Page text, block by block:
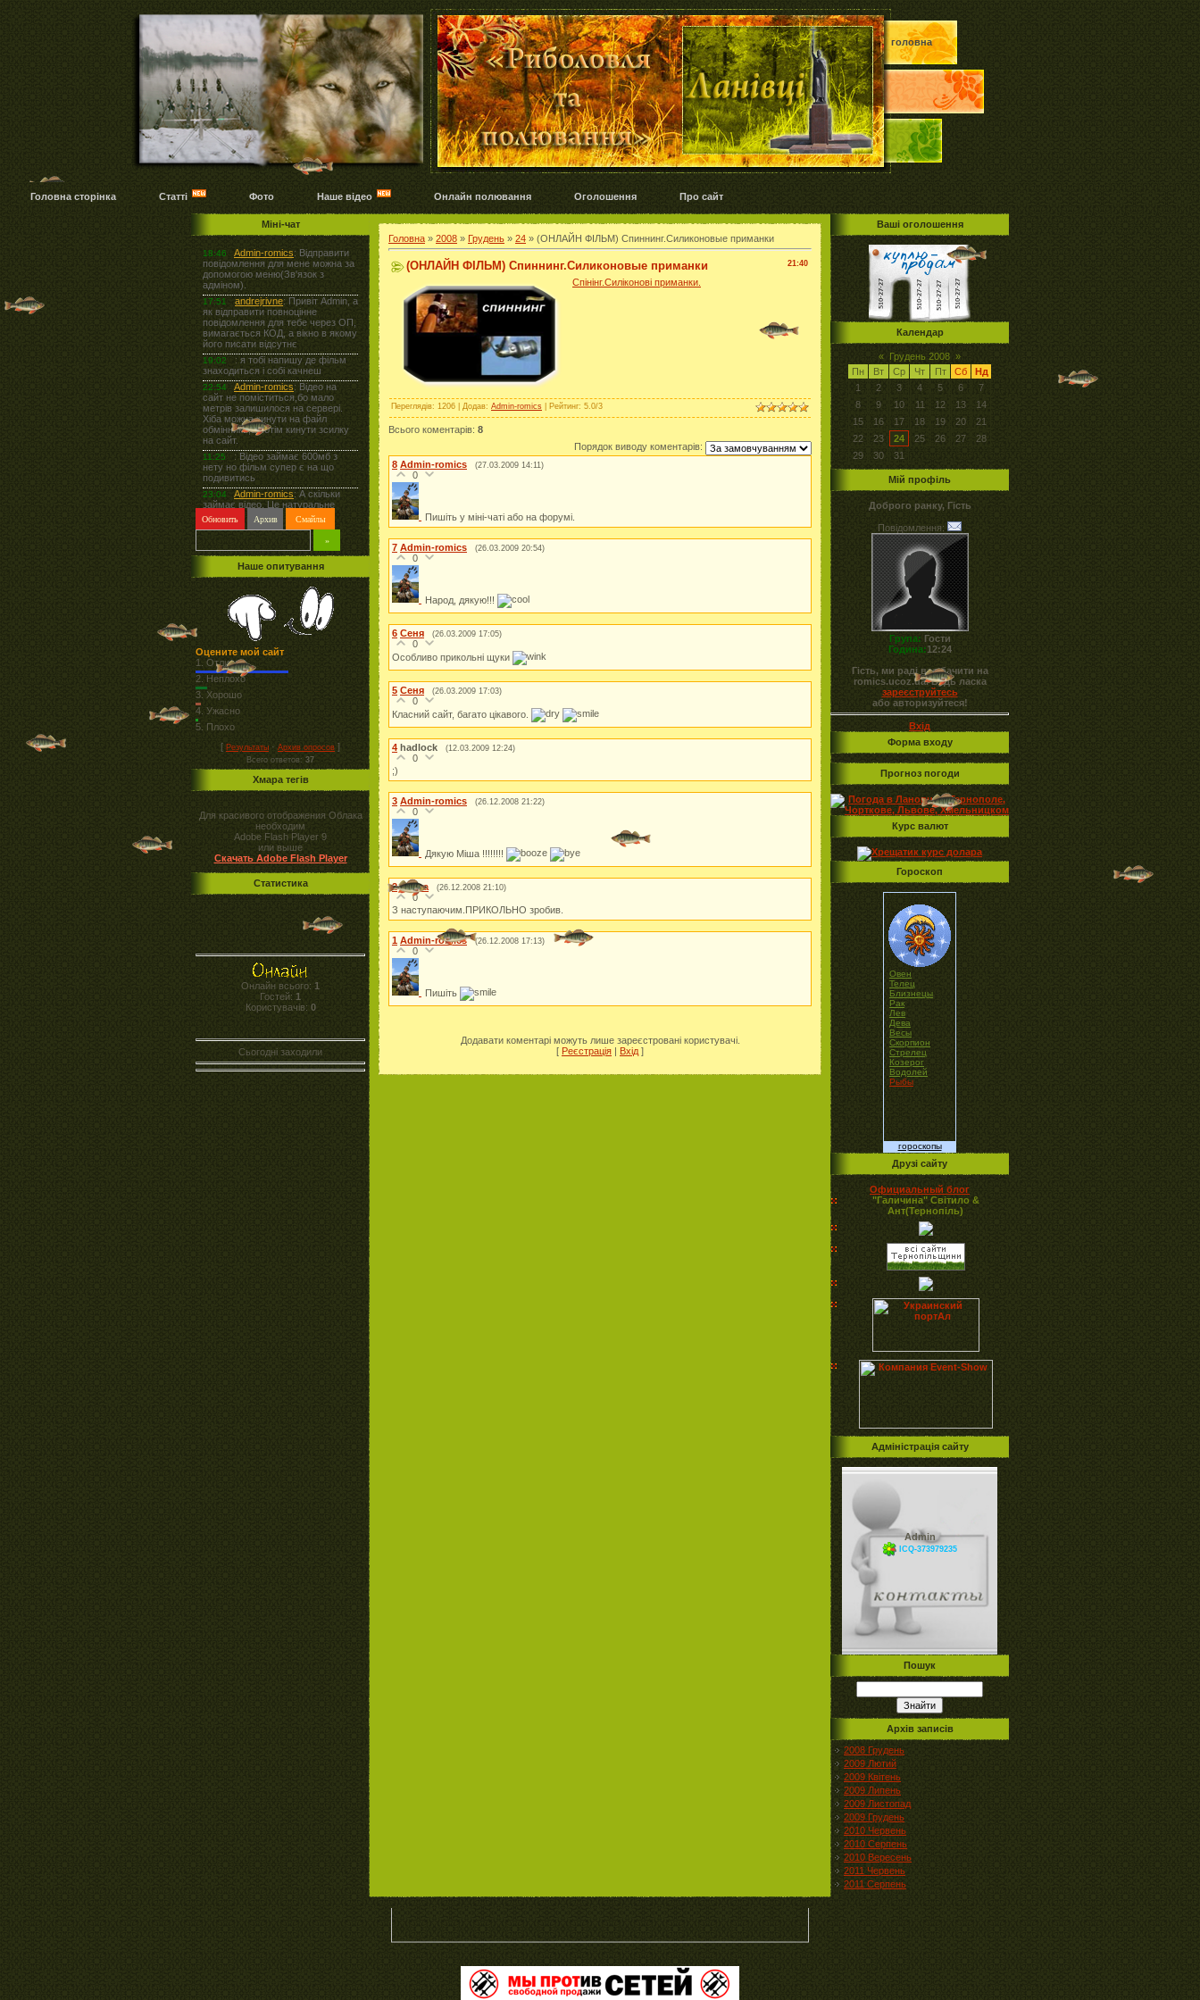
головна
Головна сторінка Статті Фото Наше відео Онлайн полювання Оголошення Про сайт
Міні-чат
Наше опитування
Оцените мой сайт
1. Отлично
2. Неплохо
3. Хорошо
4. Ужасно
5. Плохо
[ Результаты · Архив опросов ]
Всего ответов: 37
Хмара тегів
Для красивого отображения Облака
необходим
Adobe Flash Player 9
или выше
Скачать Adobe Flash Player
Статистика
Онлайн всього: 1
Гостей: 1
Користувачів: 0
Сьогодні заходили
Головна » 2008 » Грудень » 24 » (ОНЛАЙН ФІЛЬМ) Спиннинг.Силиконовые приманки
21:40
(ОНЛАЙН ФІЛЬМ) Спиннинг.Силиконовые приманки
Спінінг.Силіконові приманки.
Переглядів: 1206 | Додав: Admin-romics Рейтинг: 5.0/3
Всього коментарів: 8
Порядок виводу коментарів:
8 Admin-romics (27.03.2009 14:11)
0
Пишіть у міні-чаті або на форумі.
7 Admin-romics (26.03.2009 20:54)
0
Народ, дякую!!!
6 Сеня (26.03.2009 17:05)
0
Особливо прикольні щуки
5 Сеня (26.03.2009 17:03)
0
Класний сайт, багато цікавого.
4 hadlock (12.03.2009 12:24)
0
;)
3 Admin-romics (26.12.2008 21:22)
0
Дякую Міша !!!!!!!!
2 misha (26.12.2008 21:10)
0
З наступаючим.ПРИКОЛЬНО зробив.
1 Admin-romics (26.12.2008 17:13)
0
Пишіть
Додавати коментарі можуть лише зареєстровані користувачі.
[ Реєстрація | Вхід ]
Ваші оголошення
Календар
« Грудень 2008 »
Пн
Вт Ср Чт Пт Сб
Нд
1
2 3 4 5 6
7
8
9 10 11 12 13
14
15
16 17 18 19 20
21
22
23 24 25 26 27
28
29
30 31
Мій профіль
Доброго ранку, Гість
Повідомлення:
Група: Гости
Година:12:24
Гість, ми раді вас бачити на
romics.ucoz.ua. Будь ласка
зареєструйтесь
або авторизуйтеся!
Вхід
Форма входу
Прогноз погоди
Курс валют
Гороскоп
Овен
Телец
Близнецы
Рак
Лев
Дева
Весы
Скорпион
Стрелец
Козерог
Водолей
Рыбы
гороскопы
Друзі сайту
Официальный блог
"Галичина" Світило &
Ант(Тернопіль)
Адміністрація сайту
Admin
ICQ-373979235
Пошук
Архів записів
2008 Грудень
2009 Лютий
2009 Квітень
2009 Липень
2009 Листопад
2009 Грудень
2010 Червень
2010 Серпень
2010 Вересень
2011 Червень
2011 Серпень